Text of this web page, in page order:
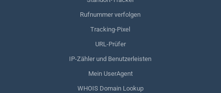
Rufnummer verfolgen
Tracking-Pixel
URL-Prüfer
IP-Zähler und Benutzerleisten
Mein UserAgent
WHOIS Domain Lookup